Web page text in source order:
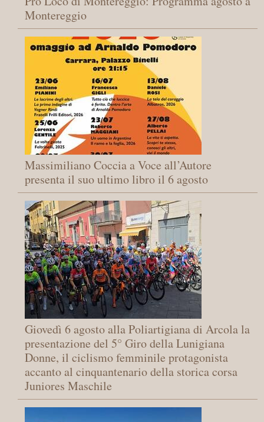
Montereggio
Massimiliano Coccia a Voce all’Autore
presenta il suo ultimo libro il 6 agosto
Giovedì 6 agosto alla Poliartigiana di Arcola la
presentazione del 5° Giro della Lunigiana
Donne, il ciclismo femminile protagonista
accanto al cinquantenario della storica corsa
Juniores Maschile